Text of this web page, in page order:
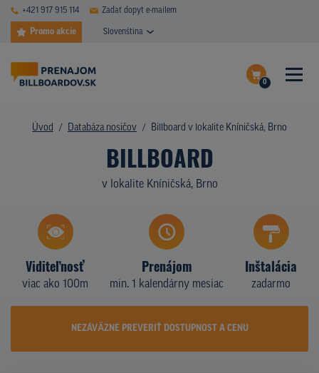
+421 917 915 114 Zadať dopyt e-mailem
Promo akcie Slovenština
0
Dokončiť dopyt
Zobraziť nosiče na mape
DATABÁZA NOSIČOV
PLOCHY V AKCII
TYPY NOSIČOV
Z PRAXE
Úvod Databáza nosičov Billboard v lokalite Kníničská, Brno
BILLBOARD
v lokalite Kníničská, Brno
Viditeľnosť
viac ako 100m
Prenájom
min. 1 kalendárny mesiac
Inštalácia
zadarmo
NEZÁVÄZNE PREVERIŤ DOSTUPNOST A CENU